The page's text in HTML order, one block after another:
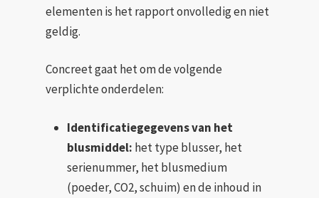
elementen is het rapport onvolledig en niet
geldig.
Concreet gaat het om de volgende
verplichte onderdelen:
Identificatiegegevens van het
blusmiddel: het type blusser, het
serienummer, het blusmedium
(poeder, CO2, schuim) en de inhoud in